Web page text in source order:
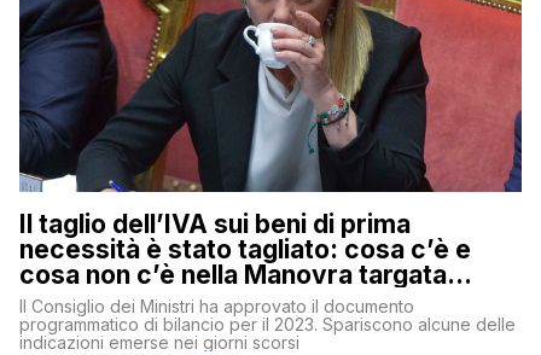
Il taglio dell’IVA sui beni di prima
necessità è stato tagliato: cosa c’è e
cosa non c’è nella Manovra targata
Meloni
Il Consiglio dei Ministri ha approvato il documento
programmatico di bilancio per il 2023. Spariscono alcune delle
indicazioni emerse nei giorni scorsi